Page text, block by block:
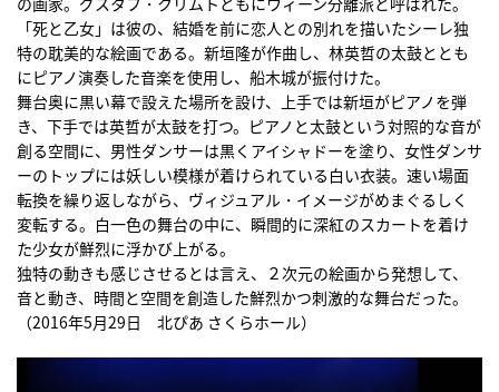
「死と乙女」は彼の、結婚を前に恋人との別れを描いたシーレ独
特の耽美的な絵画である。新垣隆が作曲し、林英哲の太鼓ととも
にピアノ演奏した音楽を使用し、船木城が振付けた。
舞台奥に黒い幕で設えた場所を設け、上手では新垣がピアノを弾
き、下手では英哲が太鼓を打つ。ピアノと太鼓という対照的な音が
創る空間に、男性ダンサーは黒くアイシャドーを塗り、女性ダンサ
ーのトップには妖しい模様が着けられている白い衣装。速い場面
転換を繰り返しながら、ヴィジュアル・イメージがめまぐるしく
変転する。白一色の舞台の中に、瞬間的に深紅のスカートを着け
た少女が鮮烈に浮かび上がる。
独特の動きも感じさせるとは言え、２次元の絵画から発想して、
音と動き、時間と空間を創造した鮮烈かつ刺激的な舞台だった。
（2016年5月29日 北ぴあ さくらホール）